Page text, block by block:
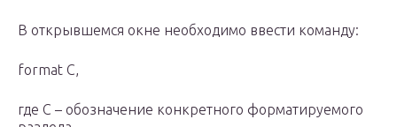
В открывшемся окне необходимо ввести команду:
format C,
где C – обозначение конкретного форматируемого